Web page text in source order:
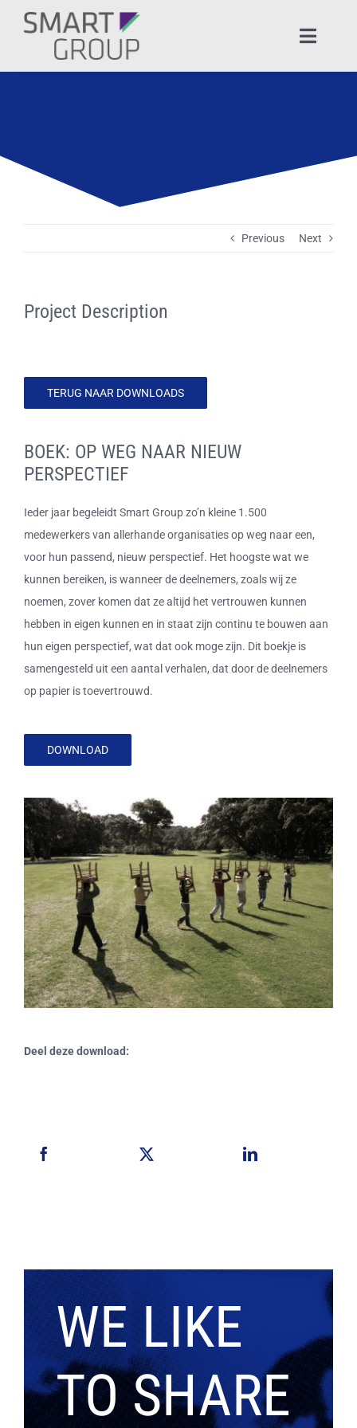
Toggle
PRODUCTEN & DIENSTEN
CONTACT
Cookiebeleid (EU)
Terms and Conditions
Previous Next
Project Description
TERUG NAAR DOWNLOADS
BOEK: OP WEG NAAR NIEUW
PERSPECTIEF
Ieder jaar begeleidt Smart Group zo’n kleine 1.500
medewerkers van allerhande organisaties op weg naar een,
voor hun passend, nieuw perspectief. Het hoogste wat we
kunnen bereiken, is wanneer de deelnemers, zoals wij ze
noemen, zover komen dat ze altijd het vertrouwen kunnen
hebben in eigen kunnen en in staat zijn continu te bouwen aan
hun eigen perspectief, wat dat ook moge zijn. Dit boekje is
samengesteld uit een aantal verhalen, dat door de deelnemers
op papier is toevertrouwd.
DOWNLOAD
Deel deze download:
WE LIKE
TO SHARE